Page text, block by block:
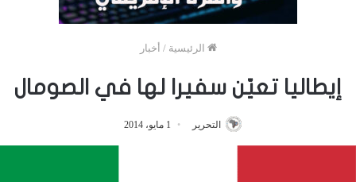
الرئيسية / أخبار
إيطاليا تعيّن سفيرا لها في الصومال
التحرير 1 مايو، 2014